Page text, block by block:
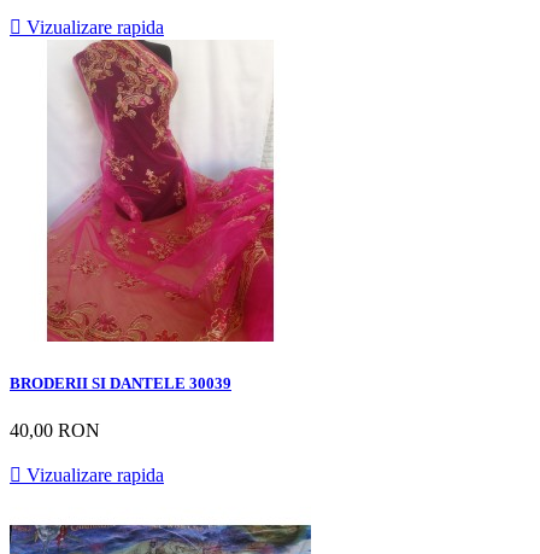
 Vizualizare rapida
BRODERII SI DANTELE 30039
40,00 RON
 Vizualizare rapida